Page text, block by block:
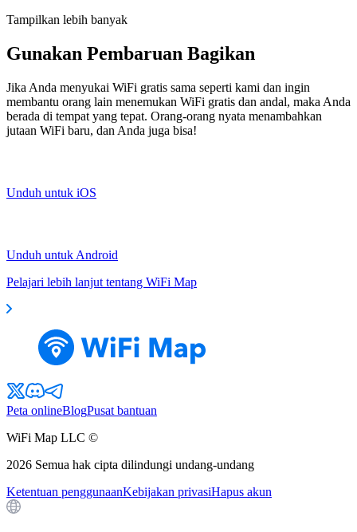
Tampilkan lebih banyak
Gunakan Pembaruan Bagikan
Jika Anda menyukai WiFi gratis sama seperti kami dan ingin
membantu orang lain menemukan WiFi gratis dan andal, maka Anda
berada di tempat yang tepat. Orang-orang nyata menambahkan
jutaan WiFi baru, dan Anda juga bisa!
Unduh untuk iOS
Unduh untuk Android
Pelajari lebih lanjut tentang WiFi Map
Peta onlineBlogPusat bantuan
WiFi Map LLC ©
2026 Semua hak cipta dilindungi undang-undang
Ketentuan penggunaanKebijakan privasiHapus akun